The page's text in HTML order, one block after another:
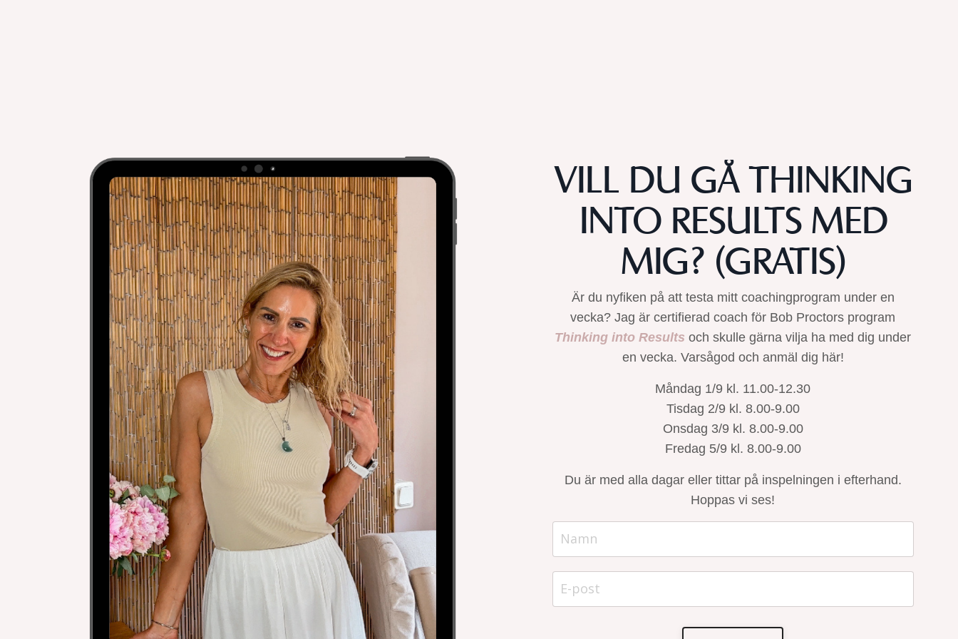
VILL DU GÅ THINKING
INTO RESULTS MED
MIG? (GRATIS)
Är du nyfiken på att testa mitt coachingprogram under en
vecka? Jag är certifierad coach för Bob Proctors program
Thinking into Resultsoch skulle gärna vilja ha med dig under
en vecka. Varsågod och anmäl dig här!
Måndag 1/9 kl. 11.00-12.30
Tisdag 2/9 kl. 8.00-9.00
Onsdag 3/9 kl. 8.00-9.00
Fredag 5/9 kl. 8.00-9.00
Du är med alla dagar eller tittar på inspelningen i efterhand.
Hoppas vi ses!